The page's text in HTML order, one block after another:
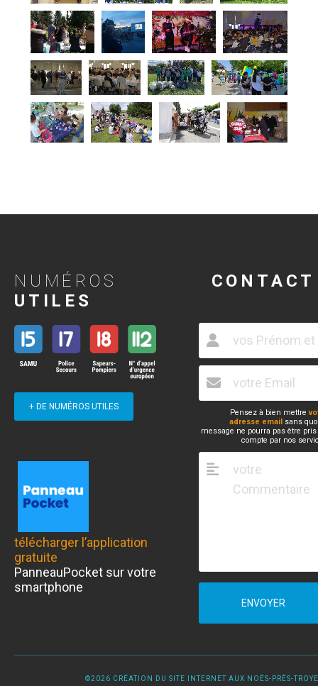
NUMÉROS
UTILES
+ DE NUMÉROS UTILES
télécharger l’application
gratuite
PanneauPocket sur votre
smartphone
CONTACT
Pensez à bien mettre
adresse email sans
message ne pourra pas être
compte par nos
ENVOYER
©2026 CRÉATION DU SITE INTERNET AUX NOËS-PRÈS-